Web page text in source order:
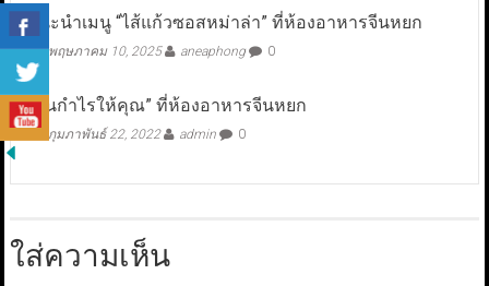
แนะนำเมนู “ไส้แก้วซอสหม่าล่า” ที่ห้องอาหารจีนหยก
พฤษภาคม 10, 2025 aneaphong 0
“คืนกำไรให้คุณ” ที่ห้องอาหารจีนหยก
กุมภาพันธ์ 22, 2022 admin 0
ใส่ความเห็น